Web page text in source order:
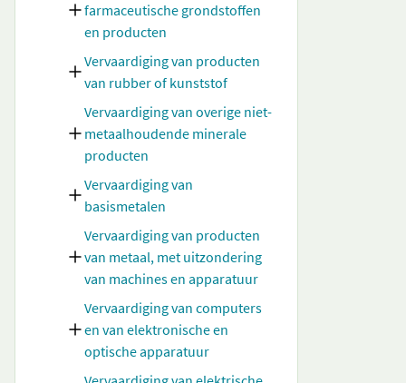
farmaceutische grondstoffen
en producten
Vervaardiging van producten
van rubber of kunststof
Vervaardiging van overige niet-
metaalhoudende minerale
producten
Vervaardiging van
basismetalen
Vervaardiging van producten
van metaal, met uitzondering
van machines en apparatuur
Vervaardiging van computers
en van elektronische en
optische apparatuur